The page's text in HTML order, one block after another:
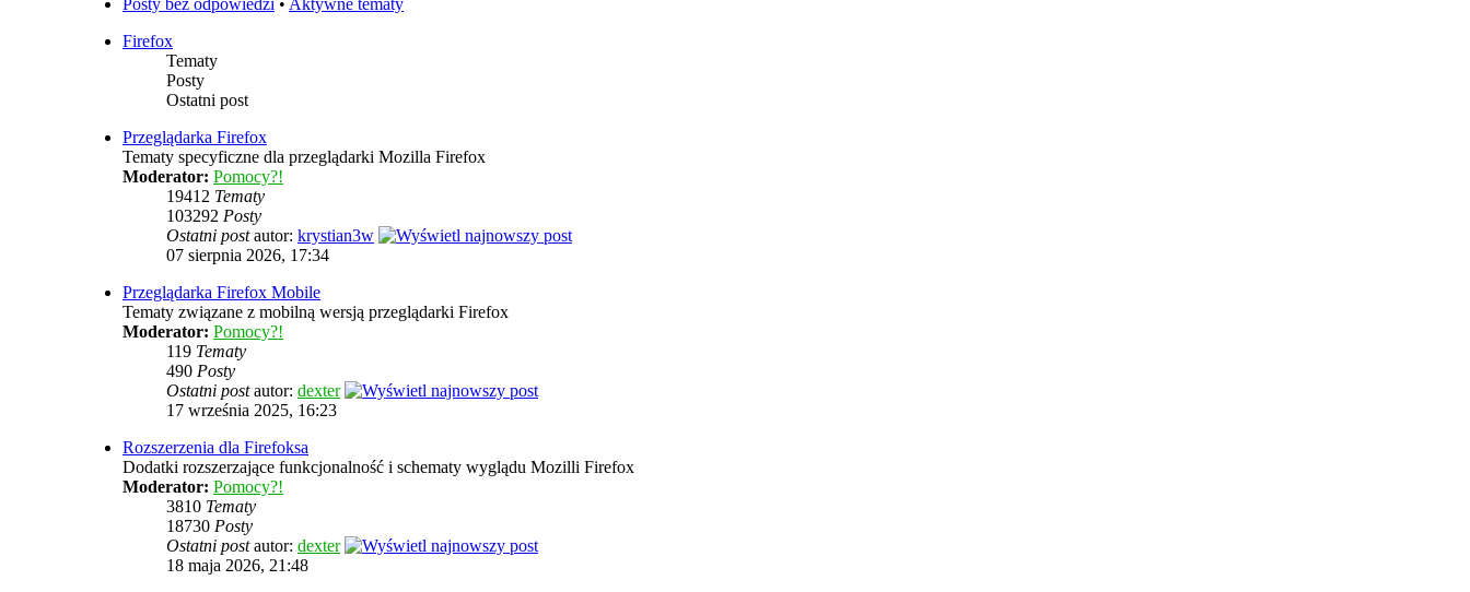
Posty bez odpowiedzi • Aktywne tematy
Firefox
Tematy
Posty
Ostatni post
Przeglądarka Firefox
Tematy specyficzne dla przeglądarki Mozilla Firefox
Moderator: Pomocy?!
19412 Tematy
103292 Posty
Ostatni postautor: krystian3w
07 sierpnia 2026, 17:34
Przeglądarka Firefox Mobile
Tematy związane z mobilną wersją przeglądarki Firefox
Moderator: Pomocy?!
119 Tematy
490 Posty
Ostatni postautor: dexter
17 września 2025, 16:23
Rozszerzenia dla Firefoksa
Dodatki rozszerzające funkcjonalność i schematy wyglądu Mozilli Firefox
Moderator: Pomocy?!
3810 Tematy
18730 Posty
Ostatni postautor: dexter
18 maja 2026, 21:48